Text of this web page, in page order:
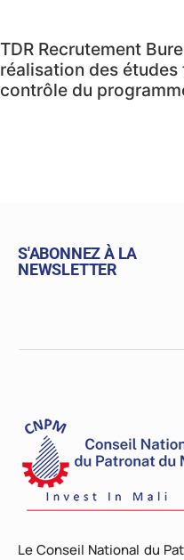
TDR Recrutement
réalisation des
contrôle du
S'ABONNEZ À LA
NEWSLETTER
Le Conseil National du